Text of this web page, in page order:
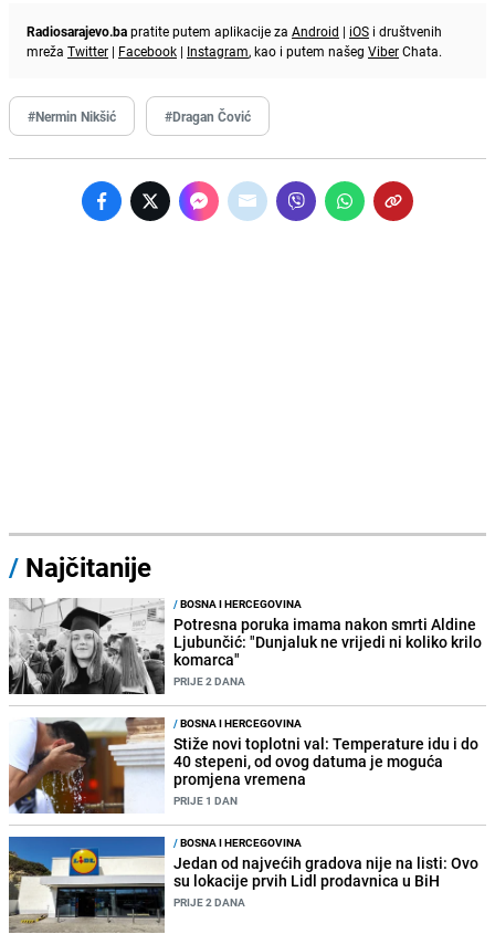
Radiosarajevo.bapratite putem aplikacije za Android | iOS i društvenih
mreža Twitter | Facebook | Instagram, kao i putem našeg ViberChata.
#Nermin Nikšić #Dragan Čović
/ Najčitanije
/BOSNA I HERCEGOVINA
Potresna poruka imama nakon smrti Aldine
Ljubunčić: "Dunjaluk ne vrijedi ni koliko krilo
komarca"
PRIJE 2 DANA
/BOSNA I HERCEGOVINA
Stiže novi toplotni val: Temperature idu i do
40 stepeni, od ovog datuma je moguća
promjena vremena
PRIJE 1 DAN
/BOSNA I HERCEGOVINA
Jedan od najvećih gradova nije na listi: Ovo
su lokacije prvih Lidl prodavnica u BiH
PRIJE 2 DANA